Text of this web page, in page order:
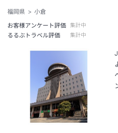
福岡県
小倉
お客様アンケート評価
集計中
るるぶトラベル評価 集計中